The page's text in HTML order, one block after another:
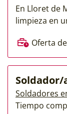
En Lloret de
limpieza en
Oferta
Soldador/
Soldadores
Tiempo